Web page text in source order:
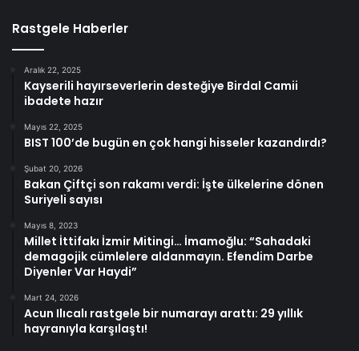
Rastgele Haberler
Aralık 22, 2025
Kayserili hayırseverlerin desteğiye Birdal Camii
ibadete hazır
Mayıs 22, 2025
BIST 100’de bugün en çok hangi hisseler kazandırdı?
Şubat 20, 2026
Bakan Çiftçi son rakamı verdi: İşte ülkelerine dönen
Suriyeli sayısı
Mayıs 8, 2023
Millet İttifakı İzmir Mitingi… İmamoğlu: “Sahadaki
demagojik cümlelere aldanmayın. Efendim Darbe
Diyenler Var Haydi”
Mart 24, 2026
Acun Ilıcalı rastgele bir numarayı arattı: 29 yıllık
hayranıyla karşılaştı!